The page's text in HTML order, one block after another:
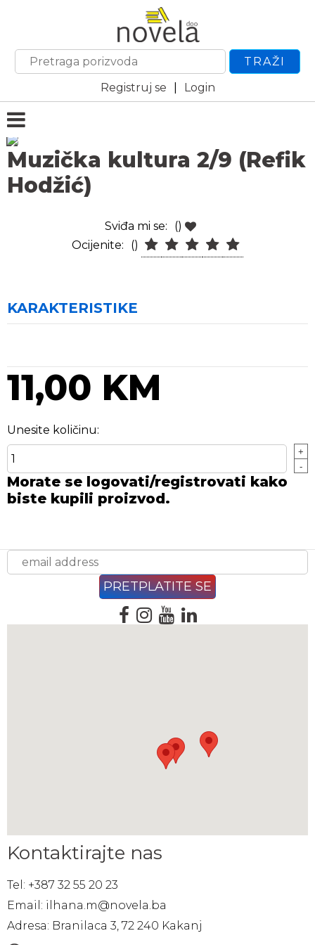
TRAŽI
Registruj se
Login
Muzička kultura 2/9 (Refik
Hodžić)
Sviđa mi se:
()
Ocijenite:
()
KARAKTERISTIKE
11,00 KM
Unesite količinu:
+
-
Morate se logovati/registrovati kako
biste kupili proizvod.
Kontaktirajte nas
Tel: +387 32 55 20 23
Email: ilhana.m@novela.ba
Adresa: Branilaca 3, 72 240 Kakanj